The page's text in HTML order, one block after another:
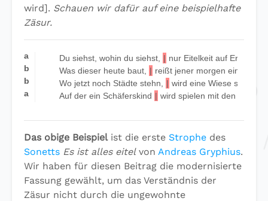
wird]. Schauen wir dafür auf eine beispielhafte
Zäsur.
a
b
b
a
Du siehst, wohin du siehst, | nur Eitelkeit auf Erden.
Was dieser heute baut,
| reißt jener morgen ein:
Wo jetzt noch Städte stehn,
| wird eine Wiese sein,
Auf der ein Schäferskind | wird spielen mit den
Das obige Beispielist die erste Strophe des
Sonetts Es ist alles eitelvon Andreas Gryphius.
Wir haben für diesen Beitrag die modernisierte
Fassung gewählt, um das Verständnis der
Zäsur nicht durch die ungewohnte